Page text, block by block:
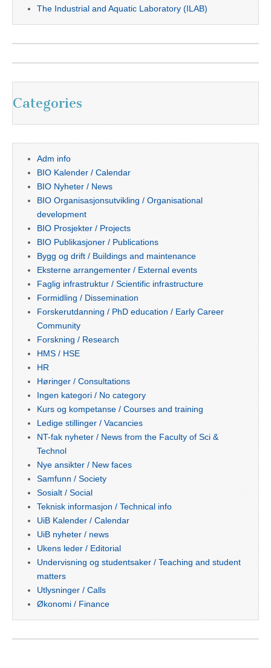
The Industrial and Aquatic Laboratory (ILAB)
Categories
Adm info
BIO Kalender / Calendar
BIO Nyheter / News
BIO Organisasjonsutvikling / Organisational
development
BIO Prosjekter / Projects
BIO Publikasjoner / Publications
Bygg og drift / Buildings and maintenance
Eksterne arrangementer / External events
Faglig infrastruktur / Scientific infrastructure
Formidling / Dissemination
Forskerutdanning / PhD education / Early Career
Community
Forskning / Research
HMS / HSE
HR
Høringer / Consultations
Ingen kategori / No category
Kurs og kompetanse / Courses and training
Ledige stillinger / Vacancies
NT-fak nyheter / News from the Faculty of Sci &
Technol
Nye ansikter / New faces
Samfunn / Society
Sosialt / Social
Teknisk informasjon / Technical info
UiB Kalender / Calendar
UiB nyheter / news
Ukens leder / Editorial
Undervisning og studentsaker / Teaching and student
matters
Utlysninger / Calls
Økonomi / Finance